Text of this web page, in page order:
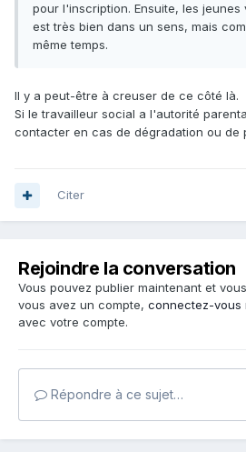
pour l'inscription. Ensuite, les
est très bien dans un sens, mais
même temps.
Il y a peut-être à creuser de ce côté là.
Si le travailleur social a l'autorité
contacter en cas de dégradation ou de
Citer
Rejoindre la conversation
Vous pouvez publier maintenant et
vous avez un compte, connectez-vous
avec votre compte.
Répondre à ce sujet…